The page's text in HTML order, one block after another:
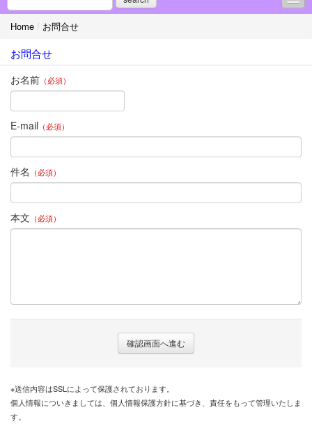
●縁談紹介部『フィナンサ～ユ』
◎振袖アレンジ！！
成人式【振袖レンタル】⇔傾向と対策
【（アンティーク）振袖集】
【女将他、スタッフ着物姿集】
●女将製作昔裂人形
【着物 ＤＥ お出掛け/お食事】
佐藤繊維/世界の糸を醸す彩
●≪和装婚でイキましょう！≫
長井紬（レンタル・販売・モデル撮影）
◎ランキング
Home / お問合せ
お問合せ
お名前 （必須）
E-mail （必須）
件名 （必須）
本文 （必須）
※送信内容はSSLによって保護されております。
個人情報についきましては、個人情報保護方針に基づき、責任をもって管理いたしま
す。